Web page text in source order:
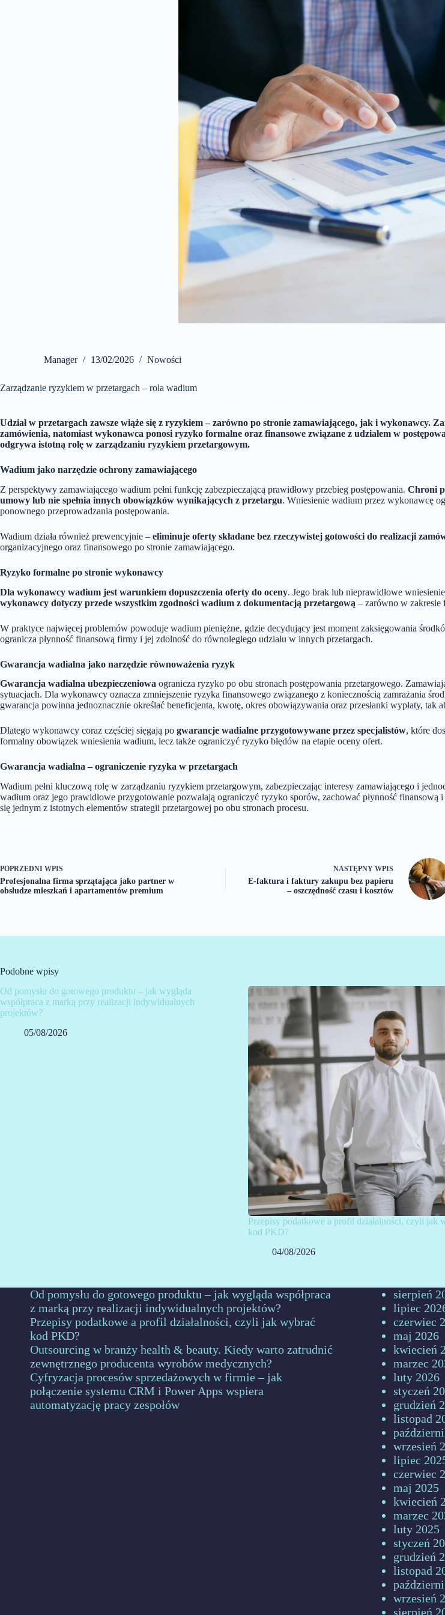
Manager 13/02/2026 Nowości
Zarządzanie ryzykiem w przetargach – rola wadium
Udział w przetargach zawsze wiąże się z ryzykiem – zarówno po stronie zamawiającego, jak i wykonawcy.
zamówienia, natomiast wykonawca ponosi ryzyko formalne oraz finansowe związane z udziałem w
odgrywa istotną rolę w zarządzaniu ryzykiem przetargowym.
Wadium jako narzędzie ochrony zamawiającego
Z perspektywy zamawiającego wadium pełni funkcję zabezpieczającą prawidłowy przebieg postępowania. Chroni
umowy lub nie spełnia innych obowiązków wynikających z przetargu. Wniesienie wadium przez wykonawcę
ponownego przeprowadzania postępowania.
Wadium działa również prewencyjnie – eliminuje oferty składane bez rzeczywistej gotowości do realizacji
organizacyjnego oraz finansowego po stronie zamawiającego.
Ryzyko formalne po stronie wykonawcy
Dla wykonawcy wadium jest warunkiem dopuszczenia oferty do oceny. Jego brak lub nieprawidłowe
wykonawcy dotyczy przede wszystkim zgodności wadium z dokumentacją przetargową – zarówno w zakresie
W praktyce najwięcej problemów powoduje wadium pieniężne, gdzie decydujący jest moment zaksięgowania
ogranicza płynność finansową firmy i jej zdolność do równoległego udziału w innych przetargach.
Gwarancja wadialna jako narzędzie równoważenia ryzyk
Gwarancja wadialna ubezpieczeniowa ogranicza ryzyko po obu stronach postępowania przetargowego.
sytuacjach. Dla wykonawcy oznacza zmniejszenie ryzyka finansowego związanego z koniecznością zamrażania
gwarancja powinna jednoznacznie określać beneficjenta, kwotę, okres obowiązywania oraz przesłanki wypłaty, tak
Dlatego wykonawcy coraz częściej sięgają po gwarancje wadialne przygotowywane przez specjalistów, które
formalny obowiązek wniesienia wadium, lecz także ograniczyć ryzyko błędów na etapie oceny ofert.
Gwarancja wadialna – ograniczenie ryzyka w przetargach
Wadium pełni kluczową rolę w zarządzaniu ryzykiem przetargowym, zabezpieczając interesy zamawiającego i
wadium oraz jego prawidłowe przygotowanie pozwalają ograniczyć ryzyko sporów, zachować płynność
się jednym z istotnych elementów strategii przetargowej po obu stronach procesu.
POPRZEDNI WPIS
Profesjonalna firma sprzątająca jako partner w
obsłudze mieszkań i apartamentów premium
NASTĘPNY WPIS
E-faktura i faktury zakupu bez papieru
– oszczędność czasu i kosztów
Podobne wpisy
Od pomysłu do gotowego produktu – jak wygląda
współpraca z marką przy realizacji indywidualnych
projektów?
05/08/2026
Przepisy podatkowe a profil działalności, czyli jak
kod PKD?
04/08/2026
Od pomysłu do gotowego produktu – jak wygląda współpraca
z marką przy realizacji indywidualnych projektów?
Przepisy podatkowe a profil działalności, czyli jak wybrać
kod PKD?
Outsourcing w branży health & beauty. Kiedy warto zatrudnić
zewnętrznego producenta wyrobów medycznych?
Cyfryzacja procesów sprzedażowych w firmie – jak
połączenie systemu CRM i Power Apps wspiera
automatyzację pracy zespołów
sierpień
lipiec
czerwiec
maj 2026
kwiecień
marzec
luty 2026
styczeń
grudzień
listopad
wrzesień
lipiec
czerwiec
maj 2025
kwiecień
marzec
luty 2025
styczeń
grudzień
listopad
wrzesień
sierpień